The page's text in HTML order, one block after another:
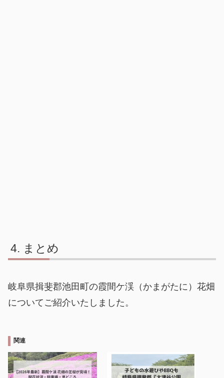
まとめ
岐阜県揖斐郡池田町の霞間ケ渓（かまがたに）花畑
についてご紹介いたしました。
関連